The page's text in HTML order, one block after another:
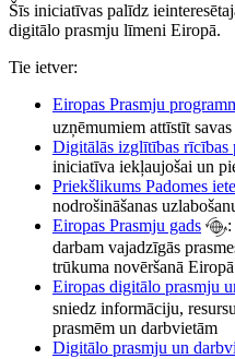
Šīs iniciatīvas palīdz
digitālo prasmju līmeni Eiropā.
Tie ietver:
Eiropas Prasmju
uzņēmumiem attīstīt savas
Digitālās izglītības rīcības
iniciatīva iekļaujošai un
Priekšlikums Padomes
nodrošināšanas
Eiropas Prasmju gads
darbam vajadzīgās
trūkuma novēršanā
Eiropas digitālo prasmju
sniedz informāciju,
prasmēm un darbvietām
Digitālo prasmju un